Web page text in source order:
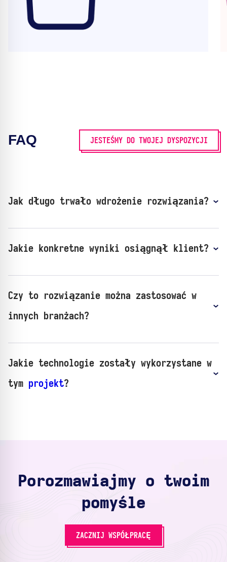
FAQ JESTEŚMY DO TWOJEJ DYSPOZYCJI
Jak długo trwało wdrożenie rozwiązania?
Jakie konkretne wyniki osiągnął klient?
Czy to rozwiązanie można zastosować w
innych branżach?
Jakie technologie zostały wykorzystane w
tym projekt?
Porozmawiajmy o twoim
pomyśle
ZACZNIJ WSPÓŁPRACĘ